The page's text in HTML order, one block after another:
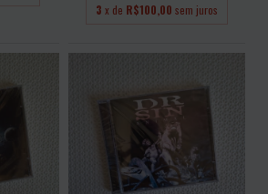
3 x de R$100,00 sem juros